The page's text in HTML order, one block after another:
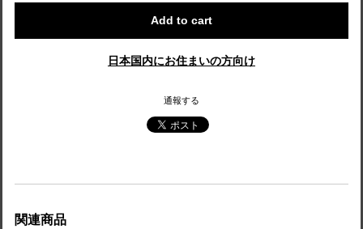
Add to cart
日本国内にお住まいの方向け
通報する
関連商品